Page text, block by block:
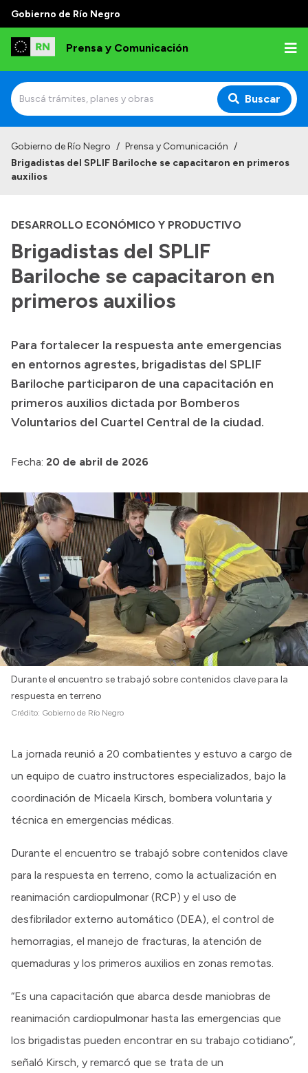
Gobierno de Río Negro
Prensa y Comunicación
Buscar
Institucional
Referentes de prensa
Archivo de noticias
Transparencia
Boletín Oficial
Compras y licitaciones
Consulta de expedientes
Consulta de pago a proveedores
Intranet
Login
Gobierno de Río Negro / Prensa y Comunicación /
Brigadistas del SPLIF Bariloche se capacitaron en primeros
auxilios
DESARROLLO ECONÓMICO Y PRODUCTIVO
Brigadistas del SPLIF
Bariloche se capacitaron en
primeros auxilios
Para fortalecer la respuesta ante emergencias
en entornos agrestes, brigadistas del SPLIF
Bariloche participaron de una capacitación en
primeros auxilios dictada por Bomberos
Voluntarios del Cuartel Central de la ciudad.
Fecha: 20 de abril de 2026
Durante el encuentro se trabajó sobre contenidos clave para la
respuesta en terreno
Crédito: Gobierno de Río Negro
La jornada reunió a 20 combatientes y estuvo a cargo de
un equipo de cuatro instructores especializados, bajo la
coordinación de Micaela Kirsch, bombera voluntaria y
técnica en emergencias médicas.
Durante el encuentro se trabajó sobre contenidos clave
para la respuesta en terreno, como la actualización en
reanimación cardiopulmonar (RCP) y el uso de
desfibrilador externo automático (DEA), el control de
hemorragias, el manejo de fracturas, la atención de
quemaduras y los primeros auxilios en zonas remotas.
“Es una capacitación que abarca desde maniobras de
reanimación cardiopulmonar hasta las emergencias que
los brigadistas pueden encontrar en su trabajo cotidiano”,
señaló Kirsch, y remarcó que se trata de un